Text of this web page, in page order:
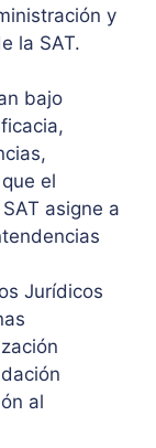
y
la SAT.
bajo
el
asigne a
Jurídicos
al